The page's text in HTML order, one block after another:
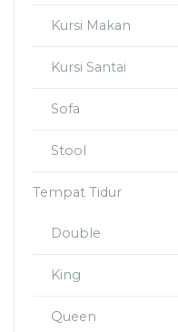
Kursi Makan
Kursi Santai
Sofa
Stool
Tempat Tidur
Double
King
Queen